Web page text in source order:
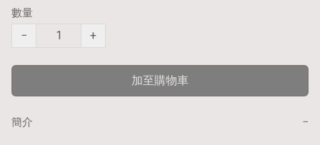
數量
− +
加至購物車
簡介 −